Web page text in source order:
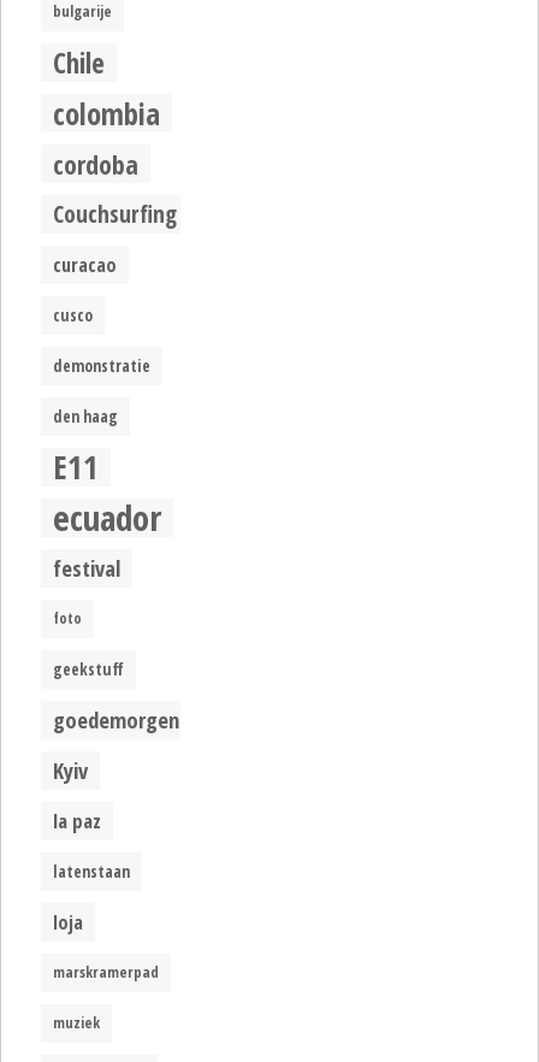
bulgarije
Chile
colombia
cordoba
Couchsurfing
curacao
cusco
demonstratie
den haag
E11
ecuador
festival
foto
geekstuff
goedemorgen
Kyiv
la paz
latenstaan
loja
marskramerpad
muziek